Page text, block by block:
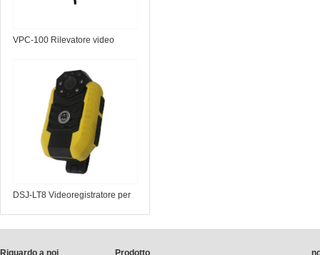
VPC-100 Rilevatore video
DSJ-LT8 Videoregistratore per
forze dell'ordine
Riguardo a noi
Prodotto